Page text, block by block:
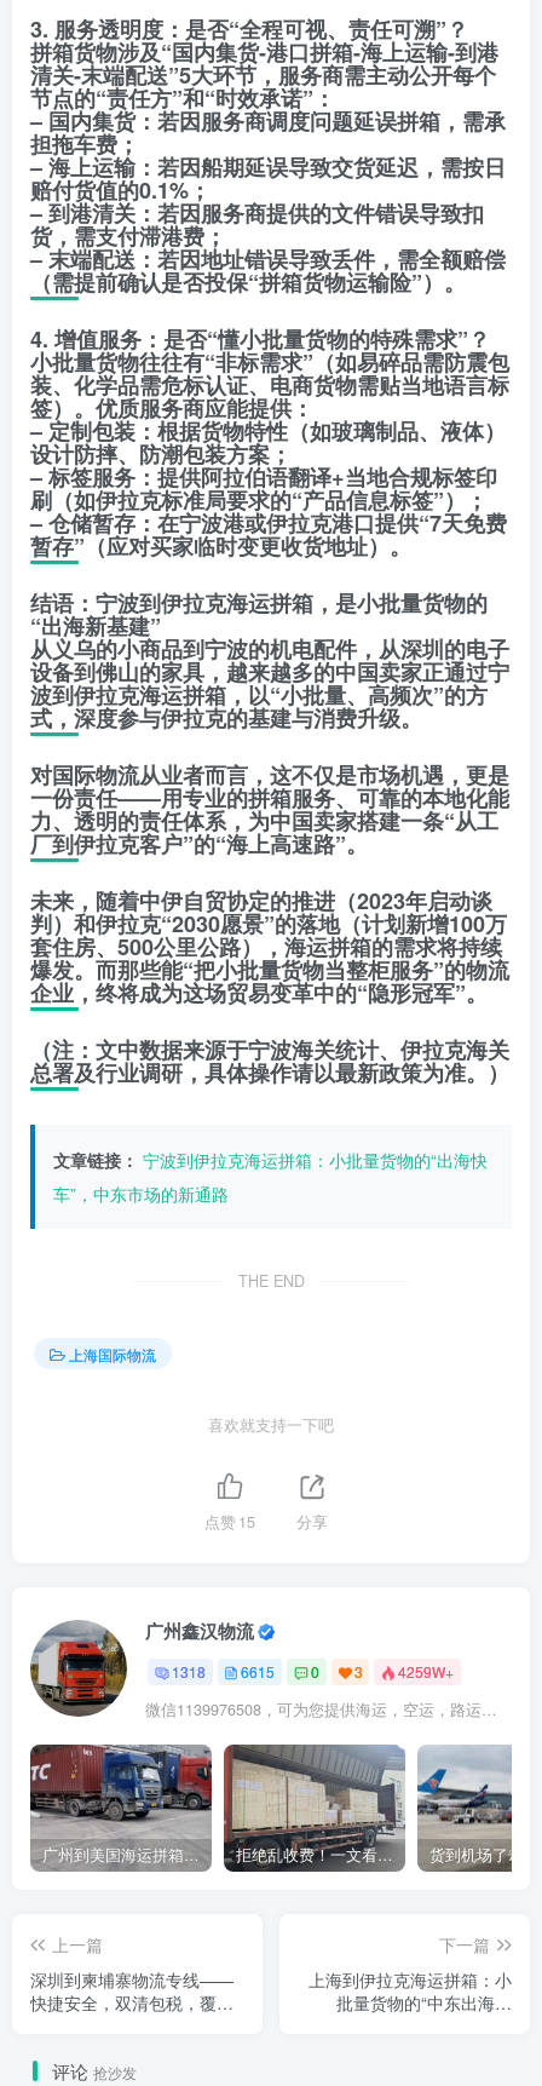
3. 服务透明度：是否“全程可视、责任可溯”？
拼箱货物涉及“国内集货-港口拼箱-海上运输-到港
清关-末端配送”5大环节，服务商需主动公开每个
节点的“责任方”和“时效承诺”：
– 国内集货：若因服务商调度问题延误拼箱，需承
担拖车费；
– 海上运输：若因船期延误导致交货延迟，需按日
赔付货值的0.1%；
– 到港清关：若因服务商提供的文件错误导致扣
货，需支付滞港费；
– 末端配送：若因地址错误导致丢件，需全额赔偿
（需提前确认是否投保“拼箱货物运输险”）。
4. 增值服务：是否“懂小批量货物的特殊需求”？
小批量货物往往有“非标需求”（如易碎品需防震包
装、化学品需危标认证、电商货物需贴当地语言标
签）。优质服务商应能提供：
– 定制包装：根据货物特性（如玻璃制品、液体）
设计防摔、防潮包装方案；
– 标签服务：提供阿拉伯语翻译+当地合规标签印
刷（如伊拉克标准局要求的“产品信息标签”）；
– 仓储暂存：在宁波港或伊拉克港口提供“7天免费
暂存”（应对买家临时变更收货地址）。
结语：宁波到伊拉克海运拼箱，是小批量货物的
“出海新基建”
从义乌的小商品到宁波的机电配件，从深圳的电子
设备到佛山的家具，越来越多的中国卖家正通过宁
波到伊拉克海运拼箱，以“小批量、高频次”的方
式，深度参与伊拉克的基建与消费升级。
对国际物流从业者而言，这不仅是市场机遇，更是
一份责任——用专业的拼箱服务、可靠的本地化能
力、透明的责任体系，为中国卖家搭建一条“从工
厂到伊拉克客户”的“海上高速路”。
未来，随着中伊自贸协定的推进（2023年启动谈
判）和伊拉克“2030愿景”的落地（计划新增100万
套住房、500公里公路），海运拼箱的需求将持续
爆发。而那些能“把小批量货物当整柜服务”的物流
企业，终将成为这场贸易变革中的“隐形冠军”。
（注：文中数据来源于宁波海关统计、伊拉克海关
总署及行业调研，具体操作请以最新政策为准。）
文章链接： 宁波到伊拉克海运拼箱：小批量货物的“出海快
车”，中东市场的新通路
THE END
上海国际物流
喜欢就支持一下吧
点赞15 分享
广州鑫汉物流
1318 6615 0 3 4259W+
微信1139976508，可为您提供海运，空运，路运，铁路运输
广州到美国海运拼箱多少钱？2024年最新运费构成+隐藏费用避坑指南 拒绝乱收费！一文看懂中国货代计费套路，教你避开所有隐形坑
上一篇
深圳到柬埔寨物流专线——
快捷安全，双清包税，覆盖
下一篇
上海到伊拉克海运拼箱：小
批量货物的“中东出海快
评论 抢沙发